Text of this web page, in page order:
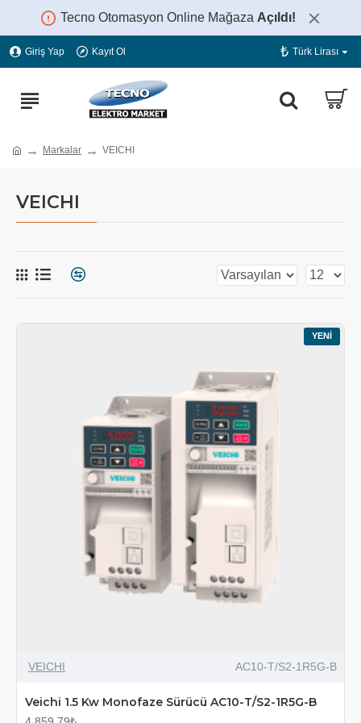
Tecno Otomasyon Online Mağaza Açıldı!
Giriş Yap Kayıt Ol ₺ Türk Lirası
Markalar VEICHI
VEICHI
YENI
VEICHI AC10-T/S2-1R5G-B
Veichi 1.5 Kw Monofaze Sürücü AC10-T/S2-1R5G-B